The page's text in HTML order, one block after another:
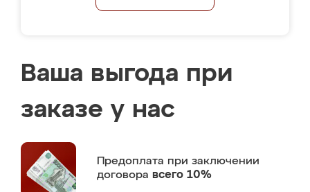
Ваша выгода при
заказе у нас
Предоплата при заключении
договора всего 10%